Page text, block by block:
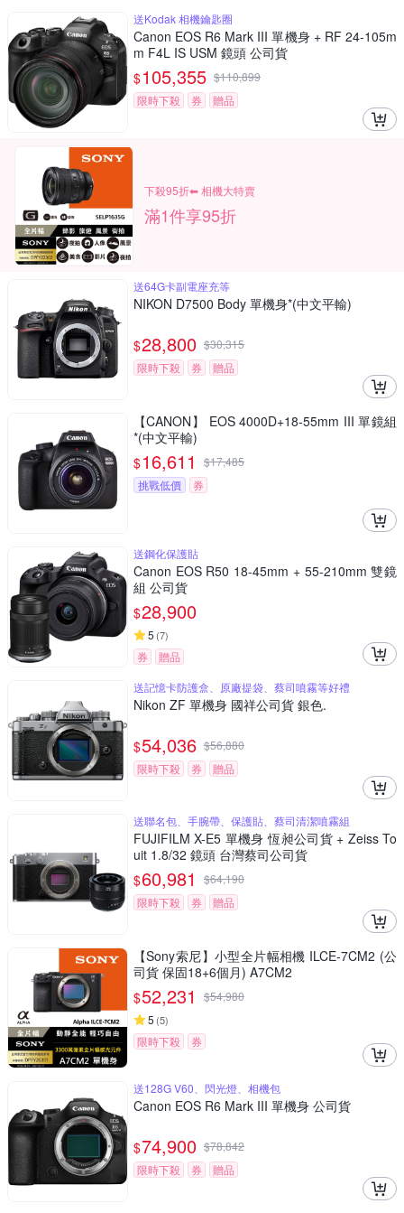
送Kodak 相機鑰匙圈
Canon EOS R6 Mark III 單機身 + RF 24-105m
m F4L IS USM 鏡頭 公司貨
$105,355 $110,899
限時下殺
券 贈品
下殺95折⬅︎ 相機大特賣
滿1件享95折
送64G卡副電座充等
NIKON D7500 Body 單機身*(中文平輸)
$28,800 $30,315
限時下殺
券 贈品
【CANON】 EOS 4000D+18-55mm III 單鏡組
*(中文平輸)
$16,611 $17,485
挑戰低價
券
送鋼化保護貼
Canon EOS R50 18-45mm + 55-210mm 雙鏡
組 公司貨
$28,900
5 (7)
券
贈品
送記憶卡防護盒、原廠提袋、蔡司噴霧等好禮
Nikon ZF 單機身 國祥公司貨 銀色.
$54,036 $56,880
限時下殺
券 贈品
送聯名包、手腕帶、保護貼、蔡司清潔噴霧組
FUJIFILM X-E5 單機身 恆昶公司貨 + Zeiss To
uit 1.8/32 鏡頭 台灣蔡司公司貨
$60,981 $64,190
限時下殺
券 贈品
【Sony索尼】小型全片幅相機 ILCE-7CM2 (公
司貨 保固18+6個月) A7CM2
$52,231 $54,980
5 (5)
限時下殺 券
送128G V60、閃光燈、相機包
Canon EOS R6 Mark III 單機身 公司貨
$74,900 $78,842
限時下殺
券 贈品